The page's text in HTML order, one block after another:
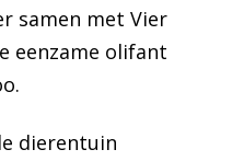
samen met Vier
eenzame olifant
dierentuin